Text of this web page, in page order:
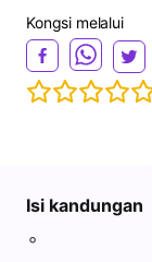
Kongsi melalui
Isi kandungan
◦